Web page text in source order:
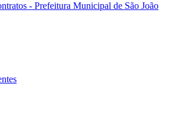
- Prefeitura Municipal de São João